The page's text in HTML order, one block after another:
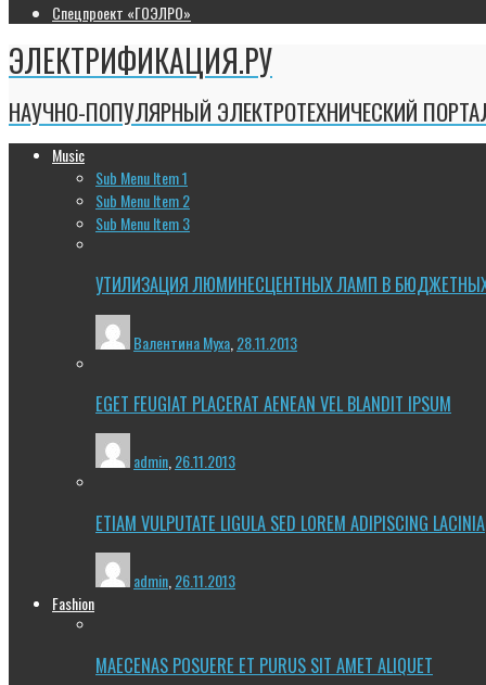
Спецпроект «ГОЭЛРО»
ЭЛЕКТРИФИКАЦИЯ.РУ
НАУЧНО-ПОПУЛЯРНЫЙ ЭЛЕКТРОТЕХНИЧЕСКИЙ
Music
Sub Menu Item 1
Sub Menu Item 2
Sub Menu Item 3
УТИЛИЗАЦИЯ ЛЮМИНЕСЦЕНТНЫХ ЛАМП В
Валентина Муха 28.11.2013
EGET FEUGIAT PLACERAT AENEAN VEL BLANDIT IPSUM
admin,26.11.2013
ETIAM VULPUTATE LIGULA SED LOREM ADIPISCING LACINIA
admin 26.11.2013
Fashion
MAECENAS POSUERE ET PURUS SIT AMET ALIQUET